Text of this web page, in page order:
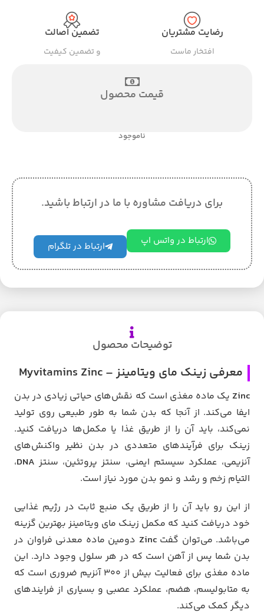
رضایت مشتریان
افتخار ماست
تضمین اصالت
و تضمین کیفیت
قیمت محصول
ناموجود
برای دریافت مشاوره با ما در ارتباط باشید.
ارتباط در واتس اپ ارتباط در تلگرام
توضیحات محصول
معرفی زینک مای ویتامینز – Myvitamins Zinc
Zinc یک ماده مغذی است که نقش‌های حیاتی زیادی در بدن
ایفا می‌کند. از آنجا که بدن شما به طور طبیعی روی تولید
نمی‌کند، باید آن را از طریق غذا یا مکمل‌ها دریافت کنید.
زینک برای فرآیند‌های متعددی در بدن نظیر واکنش‌های
آنزیمی، عملکرد سیستم ایمنی، سنتز پروتئین، سنتز DNA،
التیام زخم و رشد و نمو بدن مورد نیاز است.
از این رو باید آن را از طریق یک منبع ثابت در رژیم غذایی
خود دریافت کنید که مکمل زینک مای ویتامینز بهترین گزینه
می‌باشد. می‌توان گفت Zinc
دومین ماده معدنی فراوان در
بدن شما پس از آهن است که در هر سلول وجود دارد. این
ماده مغذی برای فعالیت بیش از ۳۰۰ آنزیم ضروری است که
به متابولیسم، هضم، عملکرد عصبی و بسیاری از فرایند‌های
دیگر کمک می‌کند.